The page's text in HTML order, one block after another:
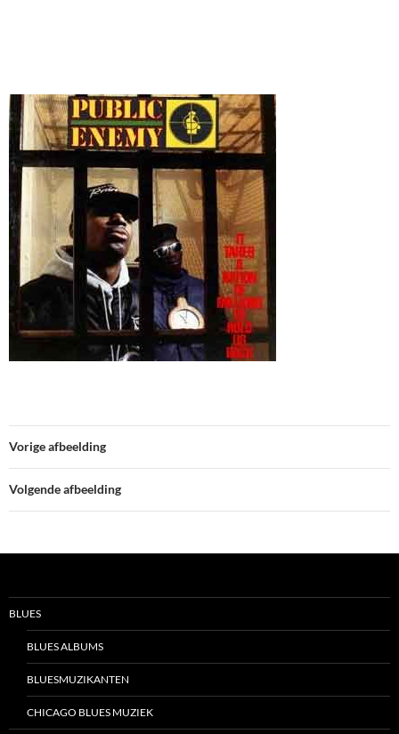
Vorige afbeelding
Volgende afbeelding
BLUES
BLUES ALBUMS
BLUESMUZIKANTEN
CHICAGO BLUES MUZIEK